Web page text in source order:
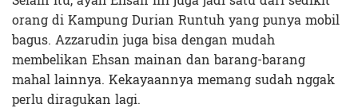
orang di Kampung Durian Runtuh yang punya mobil
bagus. Azzarudin juga bisa dengan mudah
membelikan Ehsan mainan dan barang-barang
mahal lainnya. Kekayaannya memang sudah nggak
perlu diragukan lagi.